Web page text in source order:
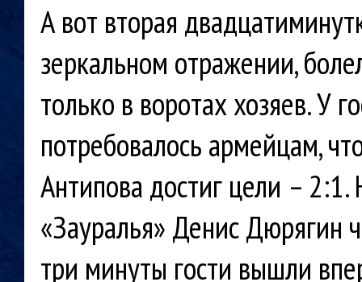
А вот вторая
зеркальном отражении,
только в воротах хозяев. У
потребовалось армейцам,
Антипова достиг цели –
«Зауралья» Денис Дюрягин
три минуты гости вышли